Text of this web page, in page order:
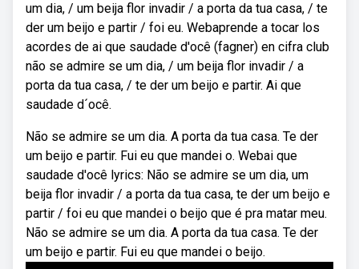
um dia, / um beija flor invadir / a porta da tua casa, / te
der um beijo e partir / foi eu. Webaprende a tocar los
acordes de ai que saudade d'ocê (fagner) en cifra club
não se admire se um dia, / um beija flor invadir / a
porta da tua casa, / te der um beijo e partir. Ai que
saudade d´ocê.
Não se admire se um dia. A porta da tua casa. Te der
um beijo e partir. Fui eu que mandei o. Webai que
saudade d'ocê lyrics: Não se admire se um dia, um
beija flor invadir / a porta da tua casa, te der um beijo e
partir / foi eu que mandei o beijo que é pra matar meu.
Não se admire se um dia. A porta da tua casa. Te der
um beijo e partir. Fui eu que mandei o beijo.